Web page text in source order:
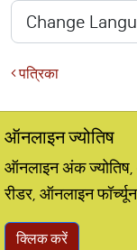
पत्रिका
ऑनलाइन ज्योतिष
ऑनलाइन अंक
रीडर, ऑनलाइन
क्लिक करें